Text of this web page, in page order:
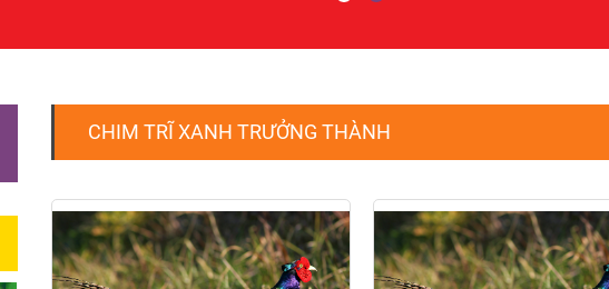
CHIM TRĨ XANH TRƯỞNG THÀNH